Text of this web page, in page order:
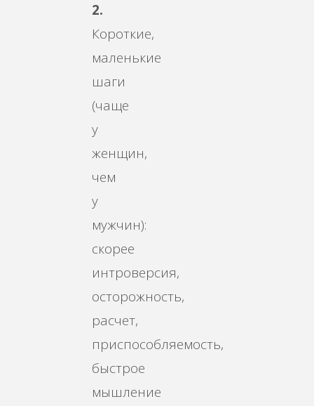
2.
Короткие,
маленькие
шаги
(чаще
у
женщин,
чем
у
мужчин):
скорее
интроверсия,
осторожность,
расчет,
приспособляемость,
быстрое
мышление